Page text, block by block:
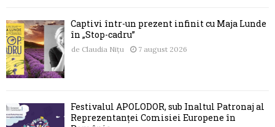
Captivi într-un prezent infinit cu Maja Lunde
în „Stop-cadru”
de Claudia Nițu 7 august 2026
Festivalul APOLODOR, sub Înaltul Patronaj al
Reprezentanței Comisiei Europene în